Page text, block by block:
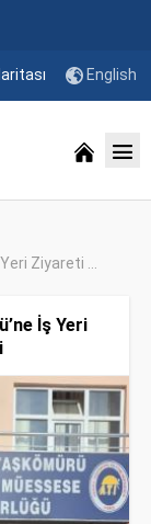
English
Ziyareti ...
İş Yeri